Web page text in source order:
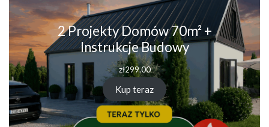
2 Projekty Domów 70m² +
Instrukcje Budowy
zł299.00
Kup teraz